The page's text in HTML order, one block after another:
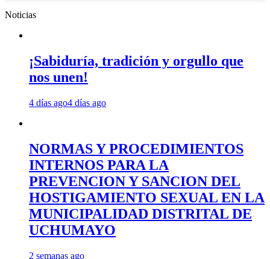
Noticias
¡Sabiduría, tradición y orgullo que
nos unen!
4 días ago4 días ago
NORMAS Y PROCEDIMIENTOS
INTERNOS PARA LA
PREVENCION Y SANCION DEL
HOSTIGAMIENTO SEXUAL EN LA
MUNICIPALIDAD DISTRITAL DE
UCHUMAYO
2 semanas ago